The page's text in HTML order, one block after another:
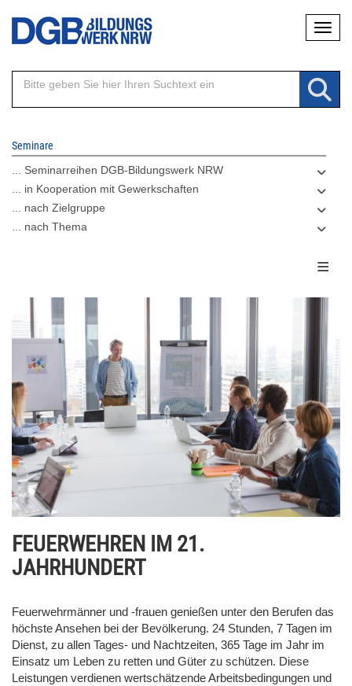
Direkt
Inhalt
Seminare
... Seminarreihen DGB-Bildungswerk NRW
... in Kooperation mit Gewerkschaften
... nach Zielgruppe
... nach Thema
FEUERWEHREN IM 21.
JAHRHUNDERT
Feuerwehrmänner und -frauen genießen unter den Berufen das
höchste Ansehen bei der Bevölkerung. 24 Stunden, 7 Tagen im
Dienst, zu allen Tages- und Nachtzeiten, 365 Tage im Jahr im
Einsatz um Leben zu retten und Güter zu schützen. Diese
Leistungen verdienen wertschätzende Arbeitsbedingungen und